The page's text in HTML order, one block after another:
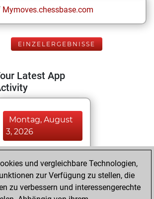
Mymoves.chessbase.com
EINZELERGEBNISSE
Latest App
Montag, August
3, 2026
You played 395
blitz games
Play
You scored
+158 =4 -233 in blitz
und vergleichbare Technologien,
zur Verfügung zu stellen, die
zu verbessern und interessengerechte